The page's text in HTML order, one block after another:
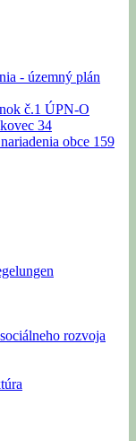
- územný plán
č.1 ÚPN-O
34
obce 159
rozvoja